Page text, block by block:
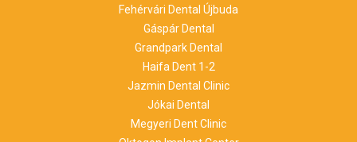
Fehérvári Dental Újbuda
Gáspár Dental
Grandpark Dental
Haifa Dent 1-2
Jazmin Dental Clinic
Jókai Dental
Megyeri Dent Clinic